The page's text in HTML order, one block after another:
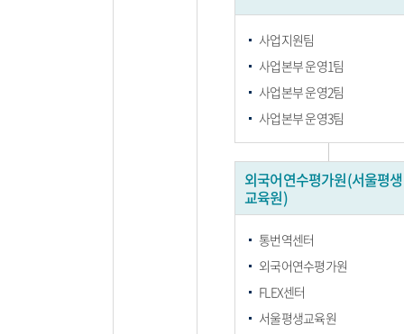
사업지원팀
사업본부 운영1팀
사업본부 운영2팀
사업본부 운영3팀
외국어연수평가원(서울평생
교육원)
통번역센터
외국어연수평가원
FLEX센터
서울평생교육원